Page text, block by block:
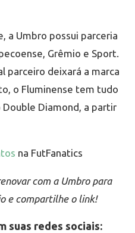
a Umbro possui parceria
Grêmio e Sport.
parceiro deixará a marca
o Fluminense tem tudo
Diamond, a partir
na FutFanatics
com a Umbro para
e compartilhe o link!
suas redes sociais: